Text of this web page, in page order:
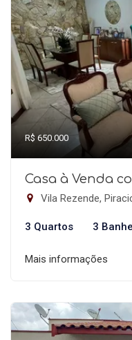
R$ 650.000
Casa à Venda
Vila Rezende,
3 Quartos 3
Mais informações